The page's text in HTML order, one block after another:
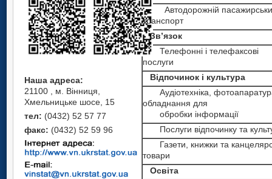
Наша адреса:
21100 , м. Вінниця,
Хмельницьке шосе, 15
тел: (0432) 52 57 77
факс: (0432) 52 59 96
Автодорожній
транспорт
Зв’язок
Телефонні і телефаксові
послуги
Відпочинок і культура
Аудіотехніка,
обладнання для
обробки інформації
Послуги відпочинку та
Газети, книжки та
товари
Освіта